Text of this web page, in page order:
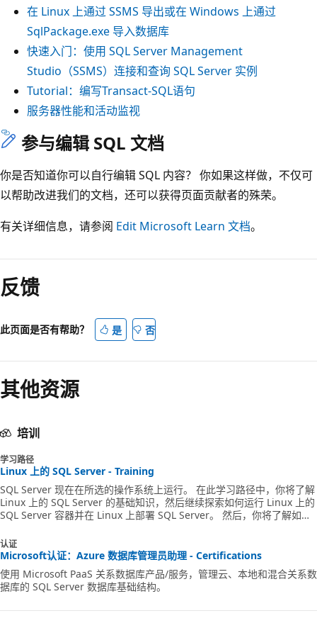
在 Linux 上通过 SSMS 导出或在 Windows 上通过
SqlPackage.exe 导入数据库
快速入门：使用 SQL Server Management
Studio（SSMS）连接和查询 SQL Server 实例
Tutorial：编写Transact-SQL语句
服务器性能和活动监视
参与编辑 SQL 文档
你是否知道你可以自行编辑 SQL 内容？ 你如果这样做，不仅可
以帮助改进我们的文档，还可以获得页面贡献者的殊荣。
有关详细信息，请参阅 Edit Microsoft Learn 文档。
反馈
此页面是否有帮助？ 是 否
其他资源
培训
学习路径
Linux 上的 SQL Server - Training
SQL Server 现在在所选的操作系统上运行。 在此学习路径中，你将了解
Linux 上的 SQL Server 的基础知识，然后继续探索如何运行 Linux 上的
SQL Server 容器并在 Linux 上部署 SQL Server。 然后，你将了解如何
认证
Microsoft认证：Azure 数据库管理员助理 - Certifications
使用 Microsoft PaaS 关系数据库产品/服务，管理云、本地和混合关系数
据库的 SQL Server 数据库基础结构。